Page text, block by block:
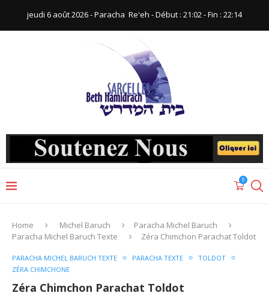
jeudi 6 août 2026 - Paracha ‪ Re'eh‬ - Début : 21:02‬ - Fin : ‪22:14‬
0
Home Michel Baruch
Paracha Michel Baruch
Paracha Michel Baruch Texte
Zéra Chimchon Parachat Toldot
PARACHA MICHEL BARUCH TEXTE PARACHA TEXTE
TOLDOT
ZÉRA CHIMCHONE
Zéra Chimchon Parachat Toldot